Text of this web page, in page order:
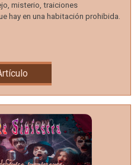
misterio, traiciones
hay en una habitación prohibida.